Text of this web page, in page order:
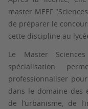
master MEEF
de préparer le
cette discipline au
Le Master
spécialisation
professionnaliser
dans le domaine des
de l’urbanisme, de